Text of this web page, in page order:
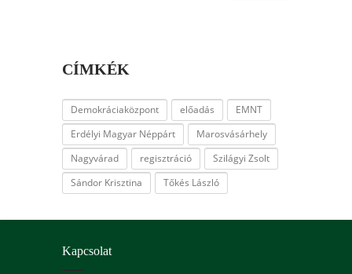
CÍMKÉK
Demokráciaközpont előadás
EMNT
Erdélyi Magyar Néppárt
Marosvásárhely
Nagyvárad
regisztráció
Szilágyi Zsolt
Sándor Krisztina
Tőkés László
Kapcsolat